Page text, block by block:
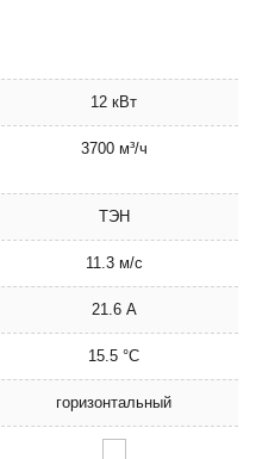
12 кВт
3700 м³/ч
ТЭН
11.3 м/с
21.6 А
15.5 °C
горизонтальный